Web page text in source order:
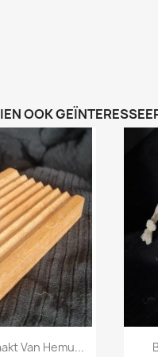
OOK
Van Hemu...